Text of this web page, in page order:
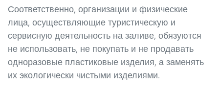
Соответственно, организации и физические
лица, осуществляющие туристическую и
сервисную деятельность на заливе, обязуются
не использовать, не покупать и не продавать
одноразовые пластиковые изделия, а заменять
их экологически чистыми изделиями.